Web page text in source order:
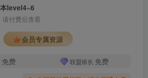
level4~6
请付费后查看
会员专属资源
免费 联盟班长 免费